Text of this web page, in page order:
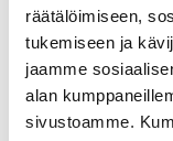
räätälöimiseen,
tukemiseen ja
jaamme
alan
sivustoamme.
Tämä säätötanko
säädettävään
52,00€